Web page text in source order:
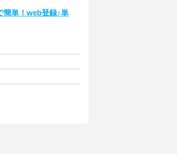
簡単！web登録♪単